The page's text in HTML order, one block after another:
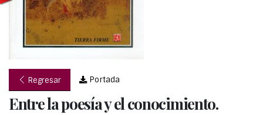
Regresar Portada
Entre la poesía y el conocimiento.